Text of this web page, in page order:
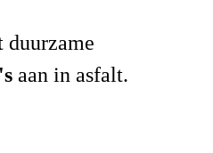
duurzame
aan in asfalt.